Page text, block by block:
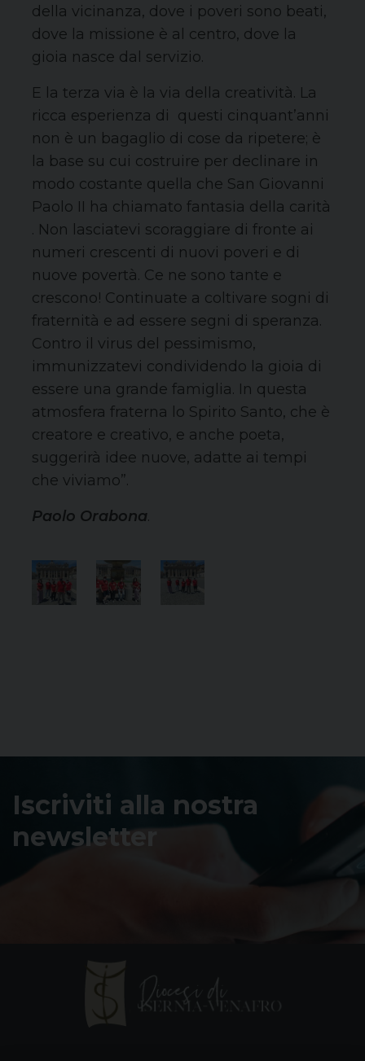
della vicinanza, dove i poveri sono beati,
dove la missione è al centro, dove la
gioia nasce dal servizio.
E la terza via è la via della creatività. La
ricca esperienza di questi cinquant’anni
non è un bagaglio di cose da ripetere; è
la base su cui costruire per declinare in
modo costante quella che San Giovanni
Paolo II ha chiamato fantasia della carità
. Non lasciatevi scoraggiare di fronte ai
numeri crescenti di nuovi poveri e di
nuove povertà. Ce ne sono tante e
crescono! Continuate a coltivare sogni di
fraternità e ad essere segni di speranza.
Contro il virus del pessimismo,
immunizzatevi condividendo la gioia di
essere una grande famiglia. In questa
atmosfera fraterna lo Spirito Santo, che è
creatore e creativo, e anche poeta,
suggerirà idee nuove, adatte ai tempi
che viviamo”.
Paolo Orabona.
Iscriviti alla nostra
newsletter